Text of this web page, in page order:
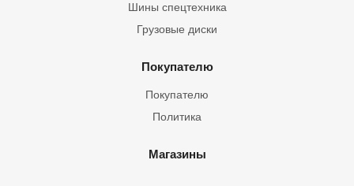
Шины спецтехника
Грузовые диски
Покупателю
Покупателю
Политика
Магазины